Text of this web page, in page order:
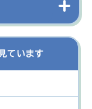
ています